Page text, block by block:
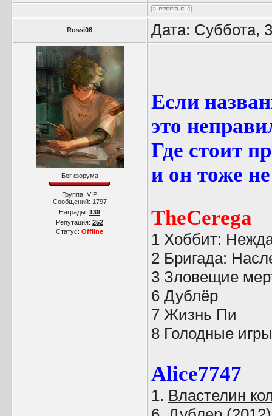
Rossi08 Дата: Суббота,
Бог форума
Группа: VIP
Сообщений: 1797
Награды: 139
Репутация: 252
Статус: Offline
Если
это
Где стоит
и он тоже
TheCerega
1 Хоббит:
2 Бригада:
3 Зловещие
6 Дублёр
7 Жизнь Пи
8 Голодные
Alice7747
1. Властелин